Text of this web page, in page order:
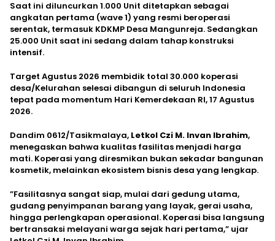
​Saat ini diluncurkan 1.000 Unit ditetapkan sebagai
angkatan pertama (wave 1) yang resmi beroperasi
serentak, termasuk KDKMP Desa Mangunreja. Sedangkan
25.000 Unit saat ini sedang dalam tahap konstruksi
intensif.
​Target Agustus 2026 membidik total 30.000 koperasi
desa/Kelurahan selesai dibangun di seluruh Indonesia
tepat pada momentum Hari Kemerdekaan RI, 17 Agustus
2026.
Dandim 0612/Tasikmalaya, Letkol Czi M. Invan Ibrahim,
menegaskan bahwa kualitas fasilitas menjadi harga
mati. Koperasi yang diresmikan bukan sekadar bangunan
kosmetik, melainkan ekosistem bisnis desa yang lengkap.
​”Fasilitasnya sangat siap, mulai dari gedung utama,
gudang penyimpanan barang yang layak, gerai usaha,
hingga perlengkapan operasional. Koperasi bisa langsung
bertransaksi melayani warga sejak hari pertama,” ujar